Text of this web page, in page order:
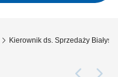
Kierownik ds. Sprzedaży